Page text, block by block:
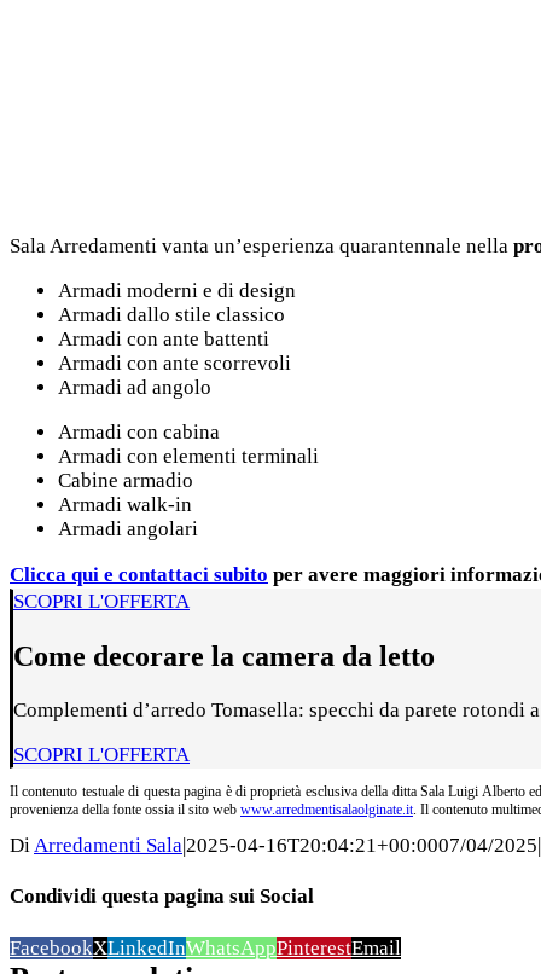
Sala Arredamenti vanta un’esperienza quarantennale nella
Armadi moderni e di design
Armadi dallo stile classico
Armadi con ante battenti
Armadi con ante scorrevoli
Armadi ad angolo
Armadi con cabina
Armadi con elementi terminali
Cabine armadio
Armadi walk-in
Armadi angolari
Clicca qui e contattaci subito per avere maggiori
SCOPRI L'OFFERTA
Come decorare la camera da letto
Complementi d’arredo Tomasella: specchi da parete rotondi
SCOPRI L'OFFERTA
Il contenuto testuale di questa pagina è di proprietà esclusiva della ditta Sala Luigi Alberto
provenienza della fonte ossia il sito web www.arredmentisalaolginate.it. Il contenuto
DiArredamenti Sala|2025-04-16T20:04:21+00:0007/04/2025|
Condividi questa pagina sui Social
FacebookXLinkedInWhatsAppPinterestEmail